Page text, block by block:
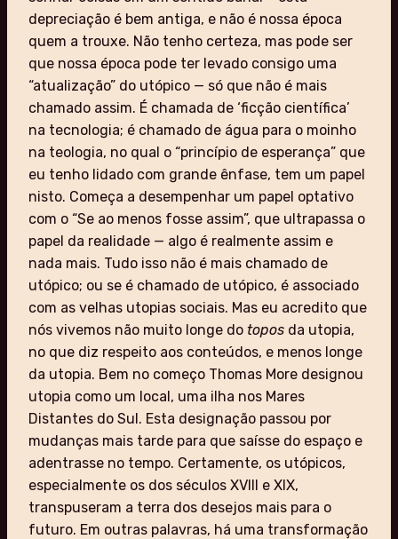
depreciação é bem antiga, e não é nossa época
quem a trouxe. Não tenho certeza, mas pode ser
que nossa época pode ter levado consigo uma
“atualização” do utópico — só que não é mais
chamado assim. É chamada de ‘ficção científica’
na tecnologia; é chamado de água para o moinho
na teologia, no qual o “princípio de esperança” que
eu tenho lidado com grande ênfase, tem um papel
nisto. Começa a desempenhar um papel optativo
com o “Se ao menos fosse assim”, que ultrapassa o
papel da realidade — algo é realmente assim e
nada mais. Tudo isso não é mais chamado de
utópico; ou se é chamado de utópico, é associado
com as velhas utopias sociais. Mas eu acredito que
nós vivemos não muito longe do topos da utopia,
no que diz respeito aos conteúdos, e menos longe
da utopia. Bem no começo Thomas More designou
utopia como um local, uma ilha nos Mares
Distantes do Sul. Esta designação passou por
mudanças mais tarde para que saísse do espaço e
adentrasse no tempo. Certamente, os utópicos,
especialmente os dos séculos XVIII e XIX,
transpuseram a terra dos desejos mais para o
futuro. Em outras palavras, há uma transformação